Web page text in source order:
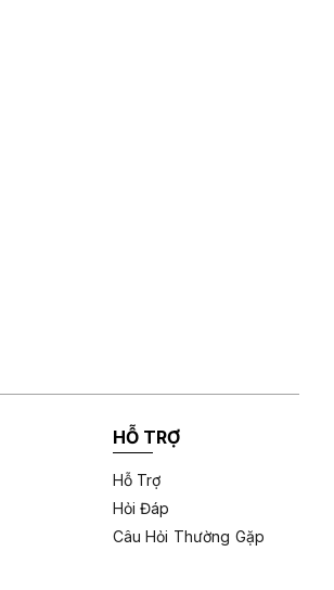
HỖ TRỢ
Hỗ Trợ
Hỏi Đáp
Câu Hỏi Thường Gặp